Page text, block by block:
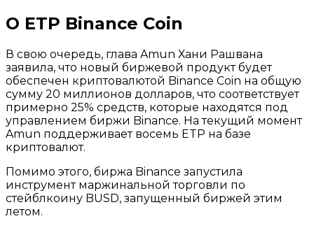
О ETP Binance Coin
В свою очередь, глава Amun Хани Рашвана
заявила, что новый биржевой продукт будет
обеспечен криптовалютой Binance Coin на общую
сумму 20 миллионов долларов, что соответствует
примерно 25% средств, которые находятся под
управлением биржи Binance. На текущий момент
Amun поддерживает восемь ETP на базе
криптовалют.
Помимо этого, биржа Binance запустила
инструмент маржинальной торговли по
стейблкоину BUSD, запущенный биржей этим
летом.